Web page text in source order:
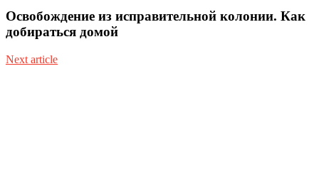
Освобождение из исправительной колонии. Как
добираться домой
Next article